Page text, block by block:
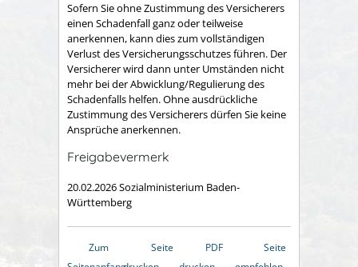
Sofern Sie ohne Zustimmung des Versicherers
einen Schadenfall ganz oder teilweise
anerkennen, kann dies zum vollständigen
Verlust des Versicherungsschutzes führen. Der
Versicherer wird dann unter Umständen nicht
mehr bei der Abwicklung/Regulierung des
Schadenfalls helfen. Ohne ausdrückliche
Zustimmung des Versicherers dürfen Sie keine
Ansprüche anerkennen.
Freigabevermerk
20.02.2026 Sozialministerium Baden-
Württemberg
Zum
Seite
PDF
Seite